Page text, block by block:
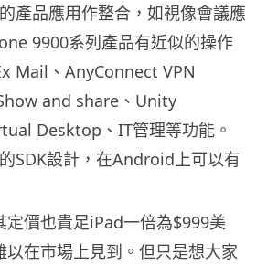
產品應用作整合，如視像會議應
9900系列產品有近似的操作
Mail、AnyConnect VPN
and share、Unity
Desktop、IT管理等功能。
SDK設計，在Android上可以有
定價也貴足iPad一倍為$999美
以在市場上見到。但只是想大家